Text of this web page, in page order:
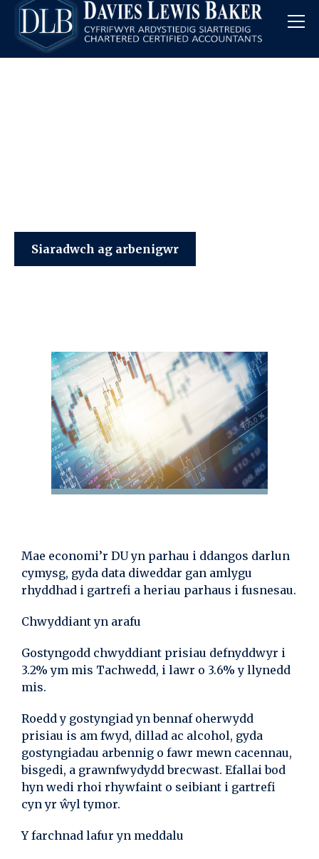
Siaradwch ag arbenigwr
Mae economi’r DU yn parhau i ddangos darlun
cymysg, gyda data diweddar gan amlygu
rhyddhad i gartrefi a heriau parhaus i fusnesau.
Chwyddiant yn arafu
Gostyngodd chwyddiant prisiau defnyddwyr i
3.2% ym mis Tachwedd, i lawr o 3.6% y llynedd
mis.
Roedd y gostyngiad yn bennaf oherwydd
prisiau is am fwyd, dillad ac alcohol, gyda
gostyngiadau arbennig o fawr mewn cacennau,
bisgedi, a grawnfwydydd brecwast. Efallai bod
hyn wedi rhoi rhywfaint o seibiant i gartrefi
cyn yr ŵyl tymor.
Y farchnad lafur yn meddalu